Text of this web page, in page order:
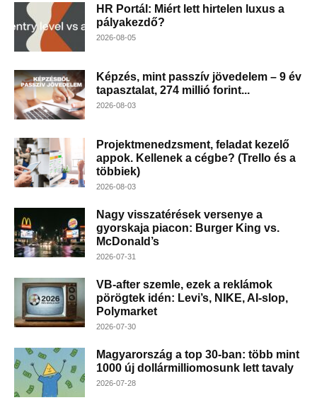
HR Portál: Miért lett hirtelen luxus a
pályakezdő?
2026-08-05
Képzés, mint passzív jövedelem – 9 év
tapasztalat, 274 millió forint...
2026-08-03
Projektmenedzsment, feladat kezelő
appok. Kellenek a cégbe? (Trello és a
többiek)
2026-08-03
Nagy visszatérések versenye a
gyorskaja piacon: Burger King vs.
McDonald’s
2026-07-31
VB-after szemle, ezek a reklámok
pörögtek idén: Levi’s, NIKE, AI-slop,
Polymarket
2026-07-30
Magyarország a top 30-ban: több mint
1000 új dollármilliomosunk lett tavaly
2026-07-28